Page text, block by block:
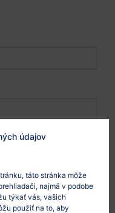
údajov
táto stránka môže
najmä v podobe
týkať vás, vašich
použiť na to, aby